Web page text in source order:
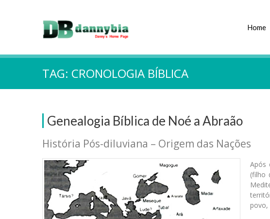
Home
TAG: CRONOLOGIA BÍBLICA
Genealogia Bíblica de Noé a Abraão
História Pós-diluviana – Origem das Nações
Após
(filho
povo,